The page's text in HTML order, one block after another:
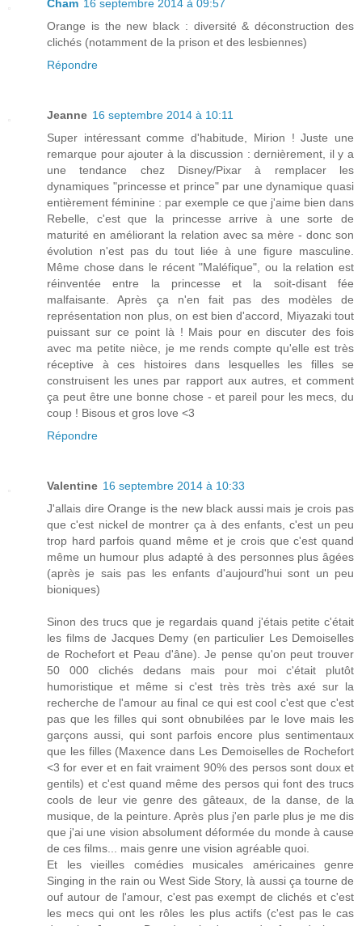
Cham 16 septembre 2014 à 09:57
Orange is the new black : diversité & déconstruction des
clichés (notamment de la prison et des lesbiennes)
Répondre
Jeanne 16 septembre 2014 à 10:11
Super intéressant comme d'habitude, Mirion ! Juste une
remarque pour ajouter à la discussion : dernièrement, il y a
une tendance chez Disney/Pixar à remplacer les
dynamiques "princesse et prince" par une dynamique quasi
entièrement féminine : par exemple ce que j'aime bien dans
Rebelle, c'est que la princesse arrive à une sorte de
maturité en améliorant la relation avec sa mère - donc son
évolution n'est pas du tout liée à une figure masculine.
Même chose dans le récent "Maléfique", ou la relation est
réinventée entre la princesse et la soit-disant fée
malfaisante. Après ça n'en fait pas des modèles de
représentation non plus, on est bien d'accord, Miyazaki tout
puissant sur ce point là ! Mais pour en discuter des fois
avec ma petite nièce, je me rends compte qu'elle est très
réceptive à ces histoires dans lesquelles les filles se
construisent les unes par rapport aux autres, et comment
ça peut être une bonne chose - et pareil pour les mecs, du
coup ! Bisous et gros love <3
Répondre
Valentine 16 septembre 2014 à 10:33
J'allais dire Orange is the new black aussi mais je crois pas
que c'est nickel de montrer ça à des enfants, c'est un peu
trop hard parfois quand même et je crois que c'est quand
même un humour plus adapté à des personnes plus âgées
(après je sais pas les enfants d'aujourd'hui sont un peu
bioniques)
Sinon des trucs que je regardais quand j'étais petite c'était
les films de Jacques Demy (en particulier Les Demoiselles
de Rochefort et Peau d'âne). Je pense qu'on peut trouver
50 000 clichés dedans mais pour moi c'était plutôt
humoristique et même si c'est très très très axé sur la
recherche de l'amour au final ce qui est cool c'est que c'est
pas que les filles qui sont obnubilées par le love mais les
garçons aussi, qui sont parfois encore plus sentimentaux
que les filles (Maxence dans Les Demoiselles de Rochefort
<3 for ever et en fait vraiment 90% des persos sont doux et
gentils) et c'est quand même des persos qui font des trucs
cools de leur vie genre des gâteaux, de la danse, de la
musique, de la peinture. Après plus j'en parle plus je me dis
que j'ai une vision absolument déformée du monde à cause
de ces films... mais genre une vision agréable quoi.
Et les vieilles comédies musicales américaines genre
Singing in the rain ou West Side Story, là aussi ça tourne de
ouf autour de l'amour, c'est pas exempt de clichés et c'est
les mecs qui ont les rôles les plus actifs (c'est pas le cas